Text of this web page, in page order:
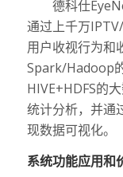
德科仕
通过上千万
用户收视行为和
Spark/Hadoop
HIVE+HDFS的
统计分析，并通
现数据可视化。
系统功能应用和